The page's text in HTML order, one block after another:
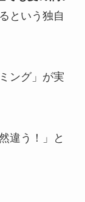
という独自
ング」が実
違う！」と